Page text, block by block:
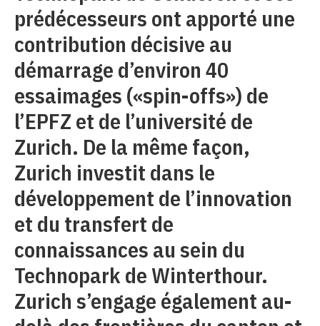
prédécesseurs ont apporté une
contribution décisive au
démarrage d’environ 40
essaimages («spin-offs») de
l’EPFZ et de l’université de
Zurich. De la même façon,
Zurich investit dans le
développement de l’innovation
et du transfert de
connaissances au sein du
Technopark de Winterthour.
Zurich s’engage également au-